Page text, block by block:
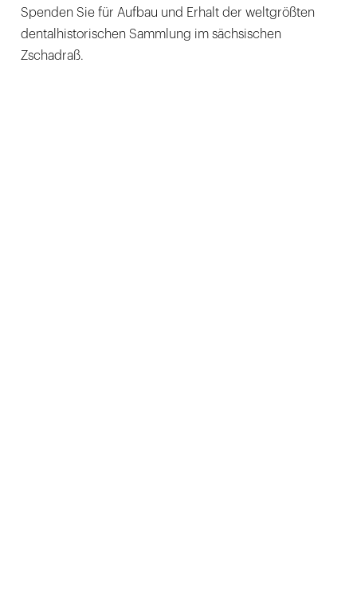
Spenden Sie für Aufbau und Erhalt der weltgrößten
dentalhistorischen Sammlung im sächsischen
Zschadraß.